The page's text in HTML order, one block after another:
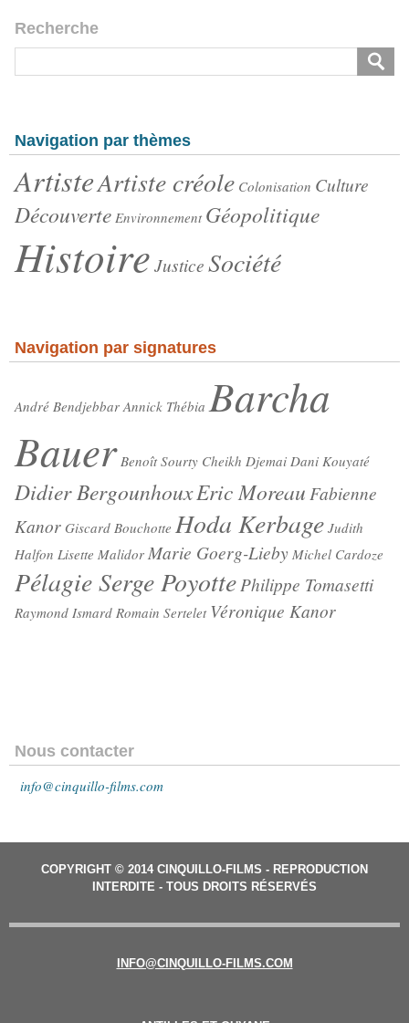
Recherche
Navigation par thèmes
ArtisteArtiste créole Colonisation Culture
Découverte Environnement Géopolitique
HistoireJusticeSociété
Navigation par signatures
André Bendjebbar Annick Thébia Barcha
Bauer Benoît Sourty Cheikh Djemai Dani Kouyaté
Didier BergounhouxEric Moreau Fabienne
Kanor Giscard Bouchotte Hoda Kerbage Judith
Halfon Lisette Malidor Marie Goerg-Lieby Michel Cardoze
Pélagie Serge PoyottePhilippe Tomasetti
Raymond Ismard Romain Sertelet Véronique Kanor
Nous contacter
info@cinquillo-films.com
COPYRIGHT © 2014 CINQUILLO-FILMS - REPRODUCTION
INTERDITE - TOUS DROITS RÉSERVÉS
INFO@CINQUILLO-FILMS.COM